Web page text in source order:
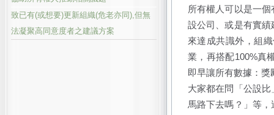
致已有(或想要)更新組織(危老亦同),但無
法凝聚高同意度者之建議方案
所有權人可以是一
設公司、或是有實
來達成共識外，組
業，再搭配100%真
即早讓所有數據：
大家都在問「公設
馬路下去嗎？」等